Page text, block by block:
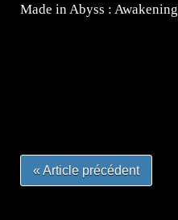
Made in Abyss :
« Article précédent